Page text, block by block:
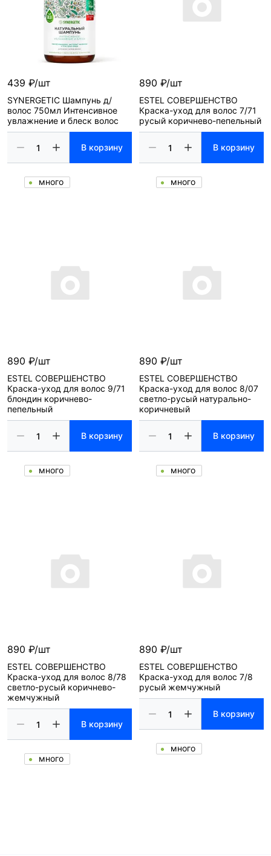
439 ₽/шт
SYNERGETIC Шампунь д/
волос 750мл Интенсивное
увлажнение и блеск волос
В корзину
много
890 ₽/шт
ESTEL СОВЕРШЕНСТВО
Краска-уход для волос 7/71
русый коричнево-пепельный
В корзину
много
890 ₽/шт
ESTEL СОВЕРШЕНСТВО
Краска-уход для волос 9/71
блондин коричнево-
пепельный
В корзину
много
890 ₽/шт
ESTEL СОВЕРШЕНСТВО
Краска-уход для волос 8/07
светло-русый натурально-
коричневый
В корзину
много
890 ₽/шт
ESTEL СОВЕРШЕНСТВО
Краска-уход для волос 8/78
светло-русый коричнево-
жемчужный
В корзину
много
890 ₽/шт
ESTEL СОВЕРШЕНСТВО
Краска-уход для волос 7/8
русый жемчужный
В корзину
много